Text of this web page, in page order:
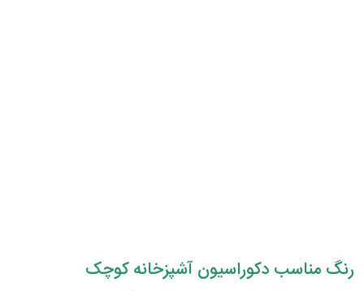
رنگ مناسب دکوراسیون آشپزخانه‌ کوچک